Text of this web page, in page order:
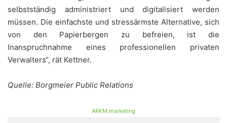
selbstständig administriert und digitalisiert werden
müssen. Die einfachste und stressärmste Alternative, sich
von den Papierbergen zu befreien, ist die
Inanspruchnahme eines professionellen privaten
Verwalters“, rät Kettner.
Quelle: Borgmeier Public Relations
ARKM.marketing